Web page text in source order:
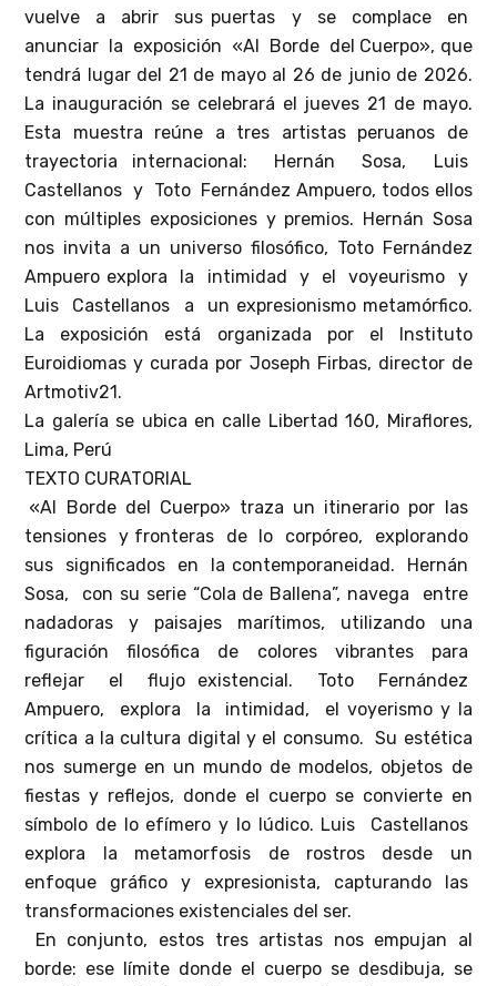
vuelve a abrir sus puertas y se complace en
anunciar la exposición «Al Borde del Cuerpo», que
tendrá lugar del 21 de mayo al 26 de junio de 2026.
La inauguración se celebrará el jueves 21 de mayo.
Esta muestra reúne a tres artistas peruanos de
trayectoria internacional: Hernán Sosa, Luis
Castellanos y Toto Fernández Ampuero, todos ellos
con múltiples exposiciones y premios. Hernán Sosa
nos invita a un universo filosófico, Toto Fernández
Ampuero explora la intimidad y el voyeurismo y
Luis Castellanos a un expresionismo metamórfico.
La exposición está organizada por el Instituto
Euroidiomas y curada por Joseph Firbas, director de
Artmotiv21.
La galería se ubica en calle Libertad 160, Miraflores,
Lima, Perú
TEXTO CURATORIAL
«Al Borde del Cuerpo» traza un itinerario por las
tensiones y fronteras de lo corpóreo, explorando
sus significados en la contemporaneidad. Hernán
Sosa, con su serie “Cola de Ballena”, navega entre
nadadoras y paisajes marítimos, utilizando una
figuración filosófica de colores vibrantes para
reflejar el flujo existencial. Toto Fernández
Ampuero, explora la intimidad, el voyerismo y la
crítica a la cultura digital y el consumo. Su estética
nos sumerge en un mundo de modelos, objetos de
fiestas y reflejos, donde el cuerpo se convierte en
símbolo de lo efímero y lo lúdico. Luis Castellanos
explora la metamorfosis de rostros desde un
enfoque gráfico y expresionista, capturando las
transformaciones existenciales del ser.
En conjunto, estos tres artistas nos empujan al
borde: ese límite donde el cuerpo se desdibuja, se